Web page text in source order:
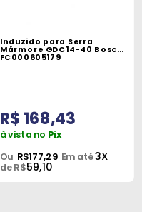
Induzido para Serra
Mármore GDC14-40 Bosch
FC000605179
R$ 168,43
à vista no Pix
Ou R$177,29 Em até3X
de R$59,10